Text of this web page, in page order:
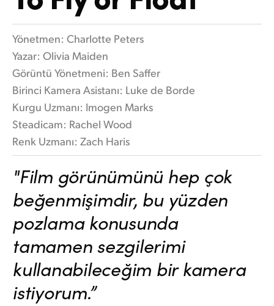
Teknik
Finland
France
Hong Kong SAR, China
Italy
Mexico
Malaysia
Netherlands
New Zealand
Flamenco Night
Yönetmen: Charlotte Peters
Yazar: Olivia Maiden
Görüntü Yönetmeni: Ben Saffer
Birinci Kamera Asistanı: Luke de Borde
Kurgu Uzmanı: Imogen Marks
Steadicam: Rachel Wood
Renk Uzmanı: Zach Haris
"Film görünümünü hep çok
beğenmişimdir, bu yüzden
pozlama konusunda
tamamen sezgilerimi
kullanabileceğim bir kamera
istiyorum.”